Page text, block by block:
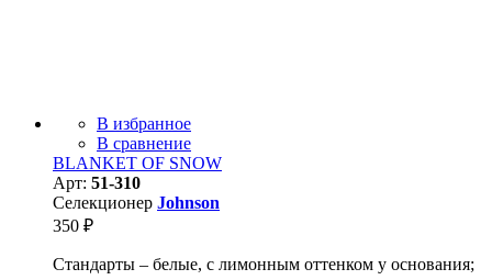
В избранное
В сравнение
BLANKET OF SNOW
Арт: 51-310
Селекционер Johnson
350 ₽
Стандарты – белые, с лимонным оттенком у основания;